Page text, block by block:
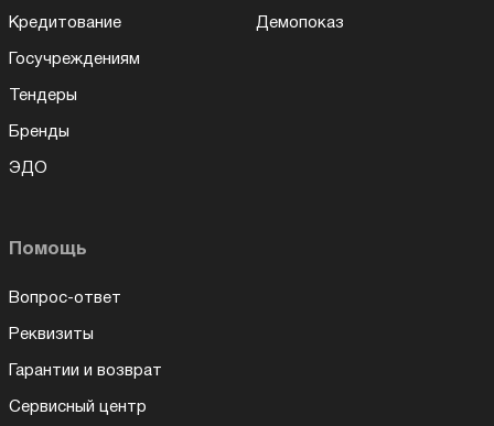
Кредитование
Госучреждениям
Тендеры
Бренды
ЭДО
Демопоказ
Помощь
Вопрос-ответ
Реквизиты
Гарантии и возврат
Сервисный центр